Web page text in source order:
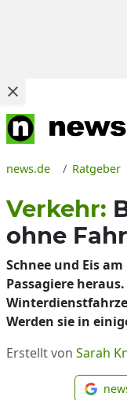
news.de Ratgeber
Verkehr:
ohne
Schnee und Eis
Passagiere
Werden sie in
Erstellt von Sarah